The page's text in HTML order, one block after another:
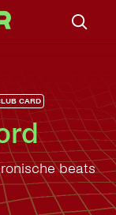
CARD
beats